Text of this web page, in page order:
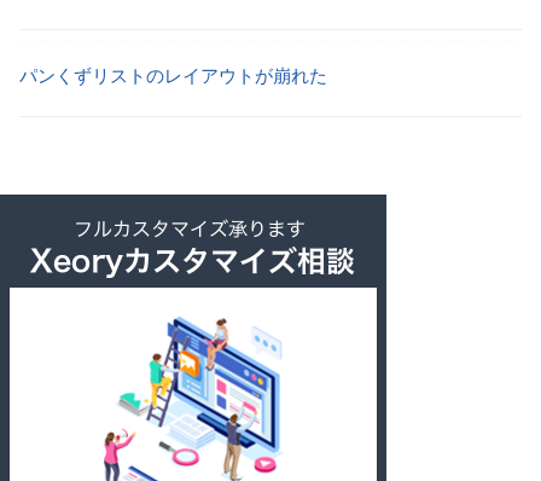
パンくずリストのレイアウトが崩れた